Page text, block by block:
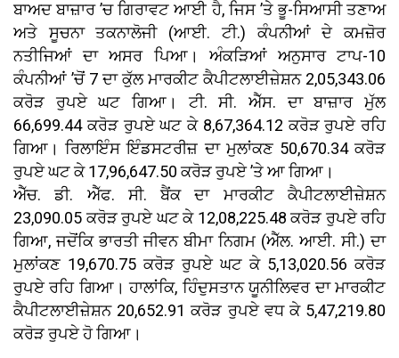
ਬਾਅਦ ਬਾਜ਼ਾਰ ’ਚ ਗਿਰਾਵਟ ਆਈ ਹੈ, ਜਿਸ ’ਤੇ ਭੂ-ਸਿਆਸੀ ਤਣਾਅ
ਅਤੇ ਸੂਚਨਾ ਤਕਨਾਲੋਜੀ (ਆਈ. ਟੀ.) ਕੰਪਨੀਆਂ ਦੇ ਕਮਜ਼ੋਰ
ਨਤੀਜਿਆਂ ਦਾ ਅਸਰ ਪਿਆ। ਅੰਕੜਿਆਂ ਅਨੁਸਾਰ ਟਾਪ-10
ਕੰਪਨੀਆਂ ’ਚੋਂ 7 ਦਾ ਕੁੱਲ ਮਾਰਕੀਟ ਕੈਪੀਟਲਾਈਜ਼ੇਸ਼ਨ 2,05,343.06
ਕਰੋੜ ਰੁਪਏ ਘਟ ਗਿਆ। ਟੀ. ਸੀ. ਐੱਸ. ਦਾ ਬਾਜ਼ਾਰ ਮੁੱਲ
66,699.44 ਕਰੋੜ ਰੁਪਏ ਘਟ ਕੇ 8,67,364.12 ਕਰੋੜ ਰੁਪਏ ਰਹਿ
ਗਿਆ। ਰਿਲਾਇੰਸ ਇੰਡਸਟਰੀਜ਼ ਦਾ ਮੁਲਾਂਕਣ 50,670.34 ਕਰੋੜ
ਰੁਪਏ ਘਟ ਕੇ 17,96,647.50 ਕਰੋੜ ਰੁਪਏ ’ਤੇ ਆ ਗਿਆ।
ਐੱਚ. ਡੀ. ਐੱਫ. ਸੀ. ਬੈਂਕ ਦਾ ਮਾਰਕੀਟ ਕੈਪੀਟਲਾਈਜ਼ੇਸ਼ਨ
23,090.05 ਕਰੋੜ ਰੁਪਏ ਘਟ ਕੇ 12,08,225.48 ਕਰੋੜ ਰੁਪਏ ਰਹਿ
ਗਿਆ, ਜਦੋਂਕਿ ਭਾਰਤੀ ਜੀਵਨ ਬੀਮਾ ਨਿਗਮ (ਐੱਲ. ਆਈ. ਸੀ.) ਦਾ
ਮੁਲਾਂਕਣ 19,670.75 ਕਰੋੜ ਰੁਪਏ ਘਟ ਕੇ 5,13,020.56 ਕਰੋੜ
ਰੁਪਏ ਰਹਿ ਗਿਆ। ਹਾਲਾਂਕਿ, ਹਿੰਦੁਸਤਾਨ ਯੂਨੀਲਿਵਰ ਦਾ ਮਾਰਕੀਟ
ਕੈਪੀਟਲਾਈਜ਼ੇਸ਼ਨ 20,652.91 ਕਰੋੜ ਰੁਪਏ ਵਧ ਕੇ 5,47,219.80
ਕਰੋੜ ਰੁਪਏ ਹੋ ਗਿਆ।